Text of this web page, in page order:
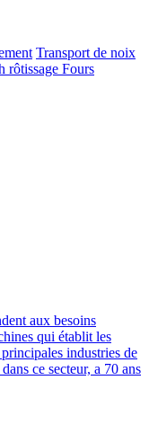
Transport de noix
rôtissage Fours
aux besoins
qui établit les
industries de
ce secteur, a 70 ans